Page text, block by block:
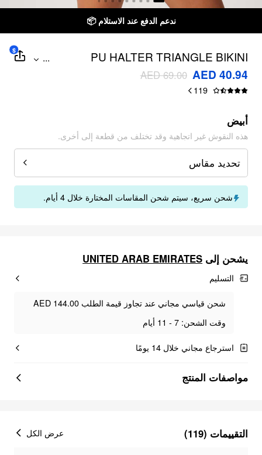
ندعم الدفع عند الاستلام 📦
PU HALTER TRIANGLE BIKINI
SWIMSUIT
...
AED 40.94
AED 69.00
119
$
أبيض
هذه النقوش غير اتجاهية وقد تختلف من قطعة إلى أخرى.
تحديد مقاس
شحن سريع، سيتم شحن المقاسات المختارة خلال 4 أيام.
يشحن إلى UNITED ARAB EMIRATES
التسليم
شحن قياسي مجاني عند تجاوز قيمة الطلب AED 144.00
وقت الشحن: 7 - 11 أيام
استرجاع مجاني خلال 14 يومًا
مواصفات المنتج
التقييمات (119) عرض الكل